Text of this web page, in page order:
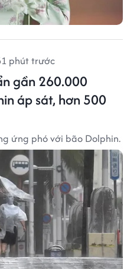
phút trước
gần 260.000
áp sát, hơn 500
ứng phó với bão Dolphin.